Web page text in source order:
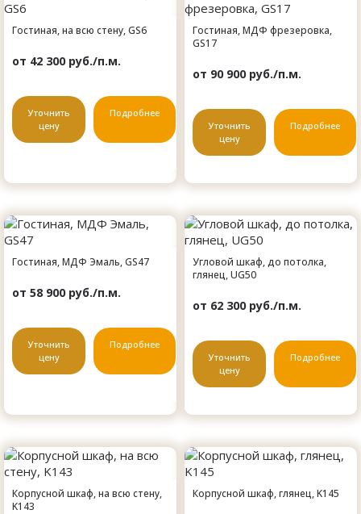
Гостиная, на всю стену, GS6
от 42 300 руб./п.м.
Уточнить
цену
Подробнее
Гостиная, МДФ фрезеровка,
GS17
от 90 900 руб./п.м.
Уточнить
цену
Подробнее
Гостиная, МДФ Эмаль, GS47
от 58 900 руб./п.м.
Уточнить
цену
Подробнее
Угловой шкаф, до потолка,
глянец, UG50
от 62 300 руб./п.м.
Уточнить
цену
Подробнее
Корпусной шкаф, на всю стену,
K143
Корпусной шкаф, глянец, K145